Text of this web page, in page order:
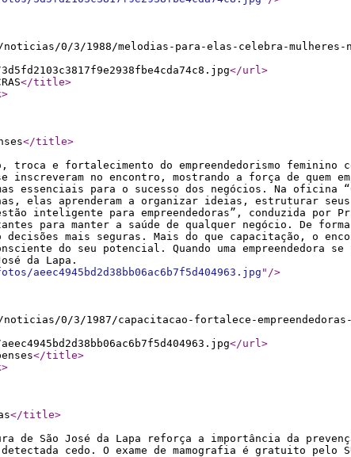
0/3/1988/melodias-para-elas-celebra-mulheres-
</url>
</title>
>
</title>
troca e fortalecimento do empreendedorismo feminino
inscreveram no encontro, mostrando a força de quem
essenciais para o sucesso dos negócios. Na oficina
elas aprenderam a organizar ideias, estruturar seus
inteligente para empreendedoras”, conduzida por
para manter a saúde de qualquer negócio. De
mais seguras. Mais do que capacitação, o
do seu potencial. Quando uma empreendedora
da Lapa.
aeec4945bd2d38bb06ac6b7f5d404963.jpg " />
0/3/1987/capacitacao-fortalece-
</url>
</title>
>
</title>
São José da Lapa reforça a importância da
cedo. O exame de mamografia é gratuito